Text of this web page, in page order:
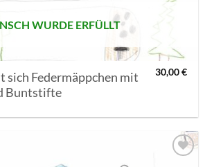
WURDE ERFÜLLT
sich Federmäppchen mit
Buntstifte
30,00€